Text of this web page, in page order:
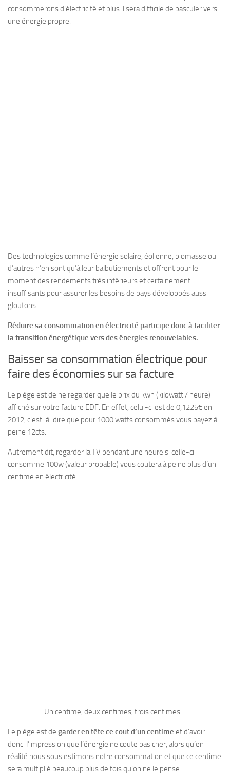
consommerons d’électricité et plus il sera difficile de basculer vers
une énergie propre.
Des technologies comme l’énergie solaire, éolienne, biomasse ou
d’autres n’en sont qu’à leur balbutiements et offrent pour le
moment des rendements très inférieurs et certainement
insuffisants pour assurer les besoins de pays développés aussi
gloutons.
Réduire sa consommation en électricité participe donc à faciliter
la transition énergétique vers des énergies renouvelables.
Baisser sa consommation électrique pour
faire des économies sur sa facture
Le piège est de ne regarder que le prix du kwh (kilowatt / heure)
affiché sur votre facture EDF. En effet, celui-ci est de 0,1225€ en
2012, c’est-à-dire que pour 1000 watts consommés vous payez à
peine 12cts.
Autrement dit, regarder la TV pendant une heure si celle-ci
consomme 100w (valeur probable) vous coutera à peine plus d’un
centime en électricité.
Un centime, deux centimes, trois centimes…
Le piège est de garder en tête ce cout d’un centime et d’avoir
donc l’impression que l’énergie ne coute pas cher, alors qu’en
réalité nous sous estimons notre consommation et que ce centime
sera multiplié beaucoup plus de fois qu’on ne le pense.